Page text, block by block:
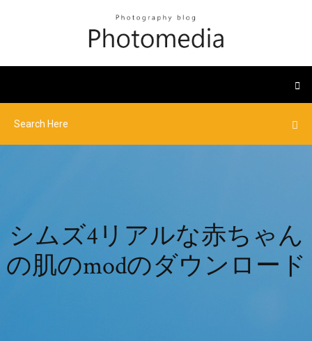
シムズ4リアルな赤ちゃん
の肌のmodのダウンロード